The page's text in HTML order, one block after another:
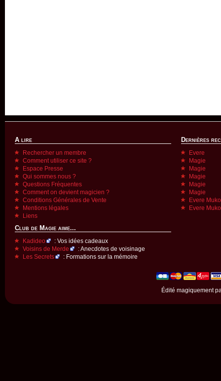
A lire
Rechercher un membre
Comment utiliser ce site ?
Espace Presse
Qui sommes nous ?
Questions Fréquentes
Comment on devient magicien ?
Conditions Générales de Vente
Mentions légales
Liens
Club de Magie aime...
Kadideo
: Vos idées cadeaux
Voisins de Merde
: Anecdotes de voisinage
Les Secrets
: Formations sur la mémoire
Dernières
Evere
Magie
Magie
Magie
Magie
Magie
Evere
Evere
Édité magiquement